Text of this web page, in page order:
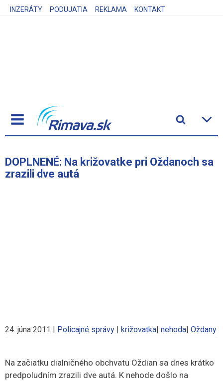
INZERÁTY PODUJATIA REKLAMA KONTAKT
DOPLNENÉ: Na križovatke pri Oždanoch sa
zrazili dve autá
24. júna 2011 | Policajné správy | križovatka| nehoda| Oždany
Na začiatku dialničného obchvatu Oždian sa dnes krátko
predpoludním zrazili dve autá. K nehode došlo na